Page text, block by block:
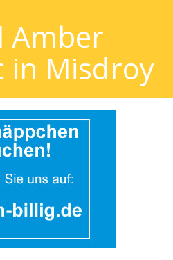
Amber
in Misdroy